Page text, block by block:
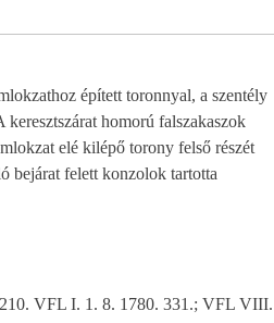
épített toronnyal, a szentély
homorú falszakaszok
elé kilépő torony felső részét
bejárat felett konzolok tartotta
VFL I. 1. 8. 1780. 331.; VFL VIII.